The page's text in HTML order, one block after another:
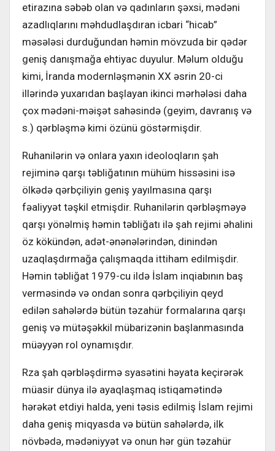
etirazına səbəb olan və qadınların şəxsi, mədəni
azadlıqlarını məhdudlaşdıran icbari “hicab”
məsələsi durduğundan həmin mövzuda bir qədər
geniş danışmağa ehtiyac duyulur. Məlum olduğu
kimi, İranda modernləşmənin XX əsrin 20-ci
illərində yuxarıdan başlayan ikinci mərhələsi daha
çox mədəni-məişət sahəsində (geyim, davranış və
s.) qərbləşmə kimi özünü göstərmişdir.
Ruhanilərin və onlara yaxın ideoloqların şah
rejiminə qarşı təbliğatının mühüm hissəsini isə
ölkədə qərbçiliyin geniş yayılmasına qarşı
fəaliyyət təşkil etmişdir. Ruhanilərin qərbləşməyə
qarşı yönəlmiş həmin təbliğatı ilə şah rejimi əhalini
öz kökündən, adət-ənənələrindən, dinindən
uzaqlaşdırmağa çalışmaqda ittiham edilmişdir.
Həmin təbliğat 1979-cu ildə İslam inqiabının baş
verməsində və ondan sonra qərbçiliyin qeyd
edilən sahələrdə bütün təzahür formalarına qarşı
geniş və mütəşəkkil mübarizənin başlanmasında
müəyyən rol oynamışdır.
Rza şah qərbləşdirmə syasətini həyata keçirərək
müasir dünya ilə ayaqlaşmaq istiqamətində
hərəkət etdiyi halda, yeni təsis edilmiş İslam rejimi
daha geniş miqyasda və bütün sahələrdə, ilk
növbədə, mədəniyyət və onun hər gün təzahür